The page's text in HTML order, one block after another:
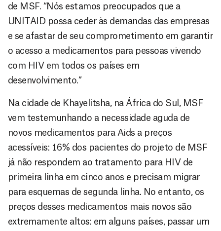
de MSF. “Nós estamos preocupados que a
UNITAID possa ceder às demandas das empresas
e se afastar de seu comprometimento em garantir
o acesso a medicamentos para pessoas vivendo
com HIV em todos os países em
desenvolvimento.”
Na cidade de Khayelitsha, na África do Sul, MSF
vem testemunhando a necessidade aguda de
novos medicamentos para Aids a preços
acessíveis: 16% dos pacientes do projeto de MSF
já não respondem ao tratamento para HIV de
primeira linha em cinco anos e precisam migrar
para esquemas de segunda linha. No entanto, os
preços desses medicamentos mais novos são
extremamente altos: em alguns países, passar um